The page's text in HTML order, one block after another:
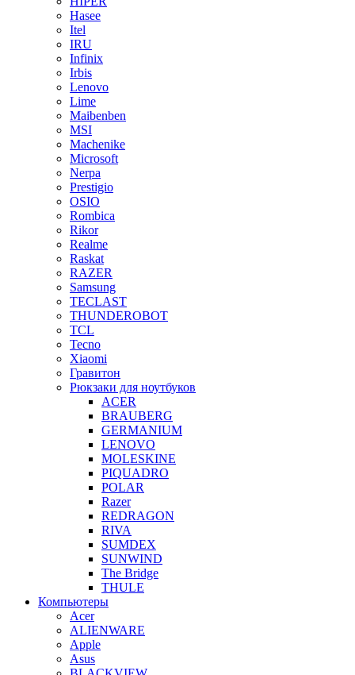
Hasee
Itel
IRU
Infinix
Irbis
Lenovo
Lime
Maibenben
MSI
Machenike
Microsoft
Nerpa
Prestigio
OSIO
Rombica
Rikor
Realme
Raskat
RAZER
Samsung
TECLAST
THUNDEROBOT
TCL
Tecno
Xiaomi
Гравитон
Рюкзаки для ноутбуков
ACER
BRAUBERG
GERMANIUM
LENOVO
MOLESKINE
PIQUADRO
POLAR
Razer
REDRAGON
RIVA
SUMDEX
SUNWIND
The Bridge
THULE
Компьютеры
Acer
ALIENWARE
Apple
Asus